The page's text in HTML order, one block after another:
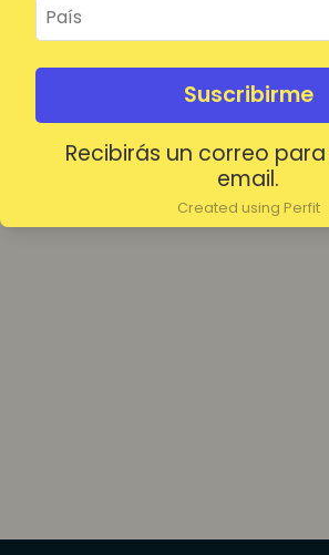
Suscribirme
Recibirás un correo
email.
Created using Perfit
Mantenerme conectado
Acceder